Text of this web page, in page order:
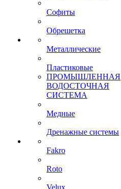
Софиты
Обрешетка
Металлические
Пластиковые
ПРОМЫШЛЕННАЯ
ВОДОСТОЧНАЯ
СИСТЕМА
Медные
Дренажные системы
Fakro
Roto
Velux